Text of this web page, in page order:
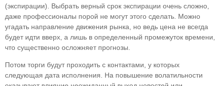
(экспирации). Выбрать верный срок экспирации очень сложно,
даже профессионалы порой не могут этого сделать. Можно
угадать направление движения рынка, но ведь цена не всегда
будет идти вверх, а лишь в определенный промежуток времени,
что существенно осложняет прогнозы.
Потом торги будут проходить с контактами, у которых
следующая дата исполнения. На повышение волатильности